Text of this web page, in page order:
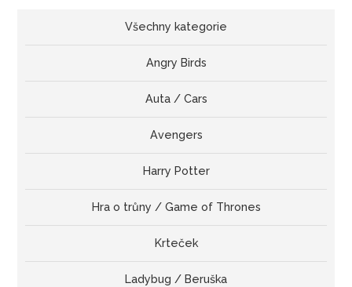
Všechny kategorie
Angry Birds
Auta / Cars
Avengers
Harry Potter
Hra o trůny / Game of Thrones
Krteček
Ladybug / Beruška